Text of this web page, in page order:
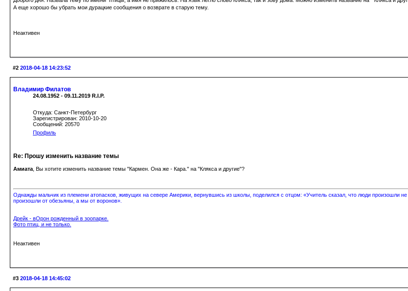
А еще хорошо бы убрать мои дурацкие сообщения о возврате в старую тему.
Неактивен
#2 2018-04-18 14:23:52
Владимир Филатов
24.08.1952 - 09.11.2019 R.I.P.
Откуда: Санкт-Петербург
Зарегистрирован: 2010-10-20
Сообщений: 20570
Профиль
Re: Прошу изменить название темы
Амиата , Вы хотите изменить название темы "Кармен. Она же - Кара." на "Клякса и другие"?
Однажды мальчик из племени атопасков, живущих на севере Америки, вернувшись из школы, поделился с отцом: «Учитель сказал, что люди произошли
произошли от обезьяны, а мы от воронов».
Дрейк - вОрон рожденный в зоопарке.
Фото птиц, и не только.
Неактивен
#3 2018-04-18 14:45:02